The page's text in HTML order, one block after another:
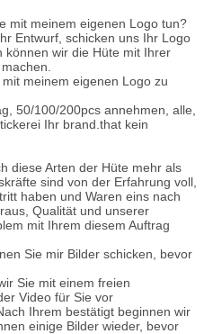
mit meinem eigenen Logo tun?
Entwurf, schicken uns Ihr Logo
können wir die Hüte mit Ihrer
meinem eigenen Logo zu
50/100/200pcs annehmen, alle,
Ihr brand.that kein
diese Arten der Hüte mehr als
sind von der Erfahrung voll,
haben und Waren eins nach
Qualität und unserer
mit Ihrem diesem Auftrag
Sie mir Bilder schicken, bevor
Sie mit einem freien
Video für Sie vor
Ihrem bestätigt beginnen wir
einige Bilder wieder, bevor